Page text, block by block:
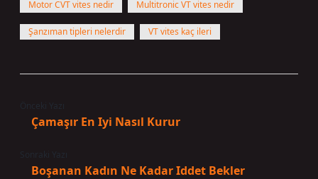
Motor CVT vites nedir Multitronic VT vites nedir
Şanzıman tipleri nelerdir VT vites kaç ileri
Çamaşır En Iyi Nasıl Kurur
Boşanan Kadın Ne Kadar Iddet Bekler